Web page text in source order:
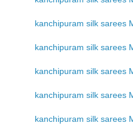
kanchipuram silk sarees
kanchipuram silk sarees
kanchipuram silk sarees
kanchipuram silk sarees
kanchipuram silk sarees